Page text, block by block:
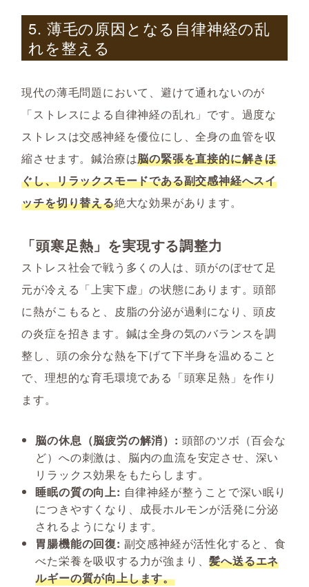
5. 薄毛の原因となる自律神経の乱
れを整える
現代の薄毛問題において、避けて通れないのが
「ストレスによる自律神経の乱れ」です。過度な
ストレスは交感神経を優位にし、全身の血管を収
縮させます。鍼治療は脳の緊張を直接的に解きほ
ぐし、リラックスモードである副交感神経へスイ
ッチを切り替える絶大な効果があります。
「頭寒足熱」を実現する調整力
ストレス社会で戦う多くの人は、頭がのぼせて足
元が冷える「上実下虚」の状態にあります。頭部
に熱がこもると、皮脂の分泌が過剰になり、頭皮
の炎症を招きます。鍼は全身の気のバランスを調
整し、頭の余分な熱を下げて下半身を温めること
で、理想的な育毛環境である「頭寒足熱」を作り
ます。
脳の休息（脳疲労の解消）: 頭部のツボ（百会な
ど）への刺激は、脳内の血流を安定させ、深い
リラックス効果をもたらします。
睡眠の質の向上: 自律神経が整うことで深い眠り
につきやすくなり、成長ホルモンが活発に分泌
されるようになります。
胃腸機能の回復: 副交感神経が活性化すると、食
べた栄養を吸収する力が強まり、髪へ送るエネ
ルギーの質が向上します。